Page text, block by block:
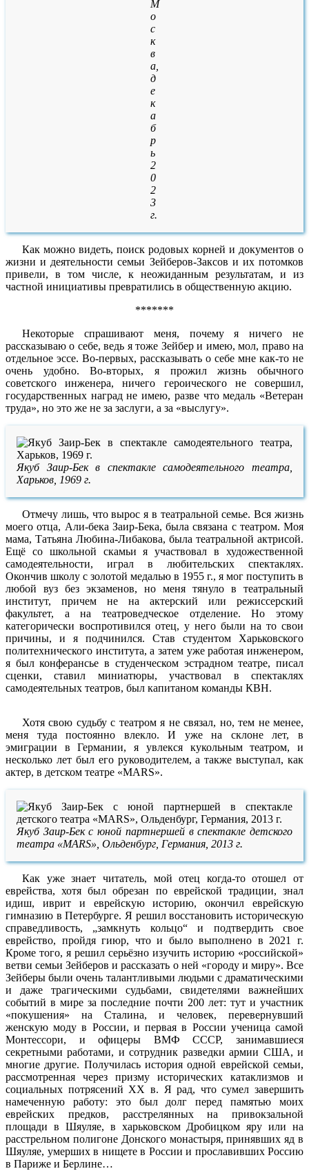
М
о
с
к
в
а,
д
е
к
а
б
р
ь
2
0
2
3
г.
Как можно видеть, поиск родовых корней и документов о
жизни и деятельности семьи Зейберов-Заксов и их потомков
привели, в том числе, к неожиданным результатам, и из
частной инициативы превратились в общественную акцию.
*******
Некоторые спрашивают меня, почему я ничего не
рассказываю о себе, ведь я тоже Зейбер и имею, мол, право на
отдельное эссе. Во-первых, рассказывать о себе мне как-то не
очень удобно. Во-вторых, я прожил жизнь обычного
советского инженера, ничего героического не совершил,
государственных наград не имею, разве что медаль «Ветеран
труда», но это же не за заслуги, а за «выслугу».
Якуб Заир-Бек в спектакле самодеятельного театра,
Харьков, 1969 г.
Отмечу лишь, что вырос я в театральной семье. Вся жизнь
моего отца, Али-бека Заир-Бека, была связана с театром. Моя
мама, Татьяна Любина-Либакова, была театральной актрисой.
Ещё со школьной скамьи я участвовал в художественной
самодеятельности, играл в любительских спектаклях.
Окончив школу с золотой медалью в 1955 г., я мог поступить в
любой вуз без экзаменов, но меня тянуло в театральный
институт, причем не на актерский или режиссерский
факультет, а на театроведческое отделение. Но этому
категорически воспротивился отец, у него были на то свои
причины, и я подчинился. Став студентом Харьковского
политехнического института, а затем уже работая инженером,
я был конферансье в студенческом эстрадном театре, писал
сценки, ставил миниатюры, участвовал в спектаклях
самодеятельных театров, был капитаном команды КВН.
Хотя свою судьбу с театром я не связал, но, тем не менее,
меня туда постоянно влекло. И уже на склоне лет, в
эмиграции в Германии, я увлекся кукольным театром, и
несколько лет был его руководителем, а также выступал, как
актер, в детском театре «MARS».
Якуб Заир-Бек с юной партнершей в спектакле детского
театра «MARS», Ольденбург, Германия, 2013 г.
Как уже знает читатель, мой отец когда-то отошел от
еврейства, хотя был обрезан по еврейской традиции, знал
идиш, иврит и еврейскую историю, окончил еврейскую
гимназию в Петербурге. Я решил восстановить историческую
справедливость, „замкнуть кольцо“ и подтвердить свое
еврейство, пройдя гиюр, что и было выполнено в 2021 г.
Кроме того, я решил серьёзно изучить историю «российской»
ветви семьи Зейберов и рассказать о ней «городу и миру». Все
Зейберы были очень талантливыми людьми с драматическими
и даже трагическими судьбами, свидетелями важнейших
событий в мире за последние почти 200 лет: тут и участник
«покушения» на Сталина, и человек, перевернувший
женскую моду в России, и первая в России ученица самой
Монтессори, и офицеры ВМФ СССР, занимавшиеся
секретными работами, и сотрудник разведки армии США, и
многие другие. Получилась история одной еврейской семьи,
рассмотренная через призму исторических катаклизмов и
социальных потрясений ХХ в. Я рад, что сумел завершить
намеченную работу: это был долг перед памятью моих
еврейских предков, расстрелянных на привокзальной
площади в Шяуляе, в харьковском Дробицком яру или на
расстрельном полигоне Донского монастыря, принявших яд в
Шяуляе, умерших в нищете в России и прославивших Россию
в Париже и Берлине…